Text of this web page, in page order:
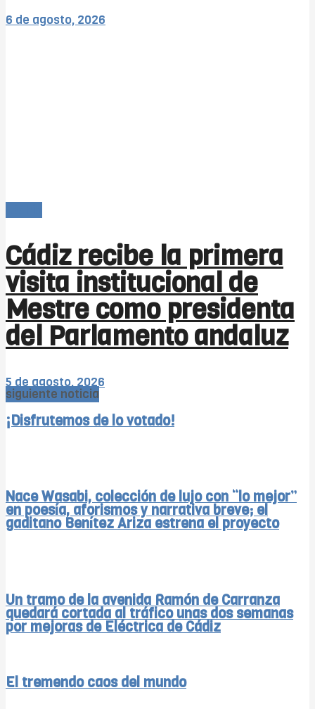
6 de agosto, 2026
Cádiz recibe la primera
visita institucional de
Mestre como presidenta
del Parlamento andaluz
5 de agosto, 2026
siguiente noticia
¡Disfrutemos de lo votado!
Nace Wasabi, colección de lujo con “lo mejor”
en poesía, aforismos y narrativa breve; el
gaditano Benítez Ariza estrena el proyecto
Un tramo de la avenida Ramón de Carranza
quedará cortada al tráfico unas dos semanas
por mejoras de Eléctrica de Cádiz
El tremendo caos del mundo